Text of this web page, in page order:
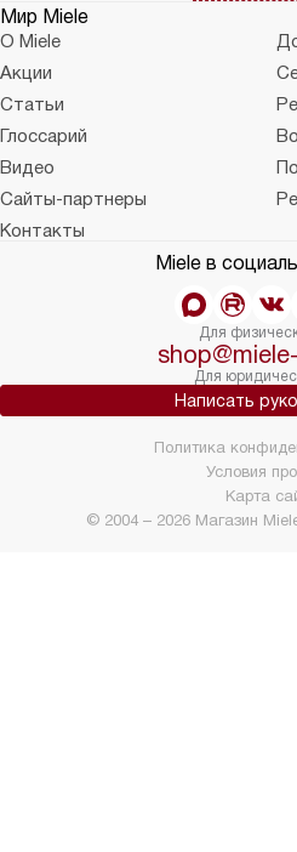
Мир Miele
О Miele
Акции
Статьи
Глоссарий
Видео
Сайты-партнеры
Контакты
Miele в
Для
Для
Написать
© 2004 – 2026 Магазин
Политика
Условия
Карта